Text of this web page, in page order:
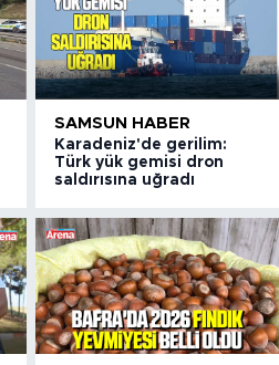
SAMSUN HABER
Karadeniz'de gerilim:
Türk yük gemisi dron
saldırısına uğradı